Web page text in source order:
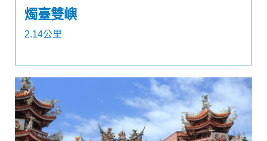
燭臺雙嶼
2.14公里